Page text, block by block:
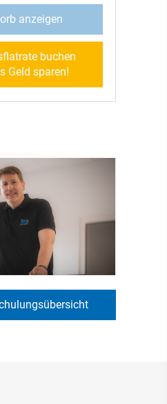
anzeigen
buchen
Geld sparen!